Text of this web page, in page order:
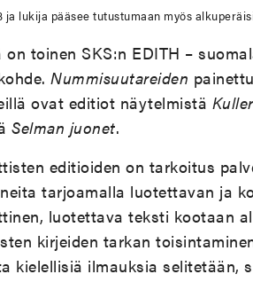
ja lukija pääsee tutustumaan myös
on toinen SKS:n EDITH –
Nummisuutareiden
ovat editiot näytelmistä
Selman juonet.
editioiden on tarkoitus
tarjoamalla luotettavan ja
luotettava teksti kootaan
kirjeiden tarkan
kielellisiä ilmauksia selitetään,